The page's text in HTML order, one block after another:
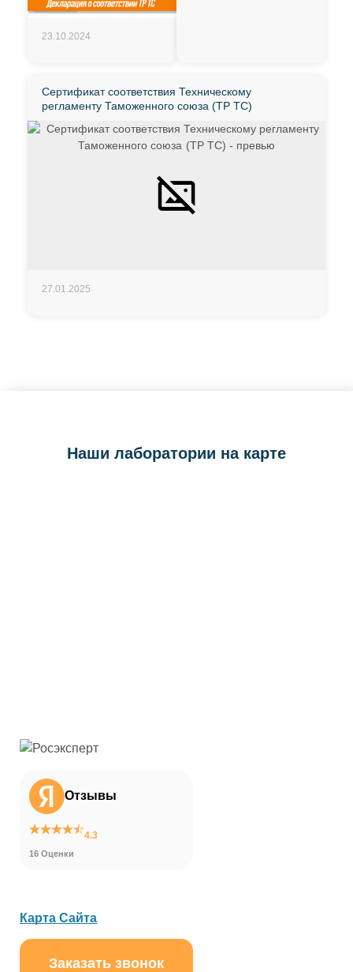
23.10.2024
Сертификат соответствия Техническому
регламенту Таможенного союза (ТР ТС)
27.01.2025
Наши лаборатории на карте
Отзывы
4.3
16 Оценки
Карта Сайта
Заказать звонок